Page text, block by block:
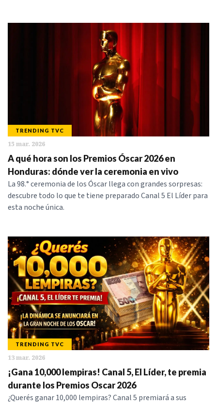
TRENDING TVC
15 mar. 2026
A qué hora son los Premios Óscar 2026 en
Honduras: dónde ver la ceremonia en vivo
La 98.° ceremonia de los Óscar llega con grandes sorpresas:
descubre todo lo que te tiene preparado Canal 5 El Líder para
esta noche única.
TRENDING TVC
13 mar. 2026
¡Gana 10,000 lempiras! Canal 5, El Líder, te premia
durante los Premios Oscar 2026
¿Querés ganar 10,000 lempiras? Canal 5 premiará a sus